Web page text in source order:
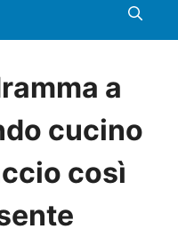
a
cucino
così